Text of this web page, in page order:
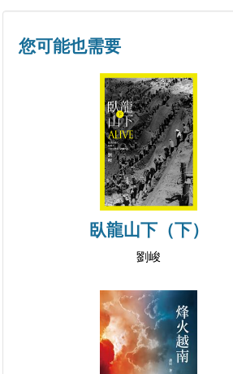
您可能也需要
臥龍山下（下）
劉峻